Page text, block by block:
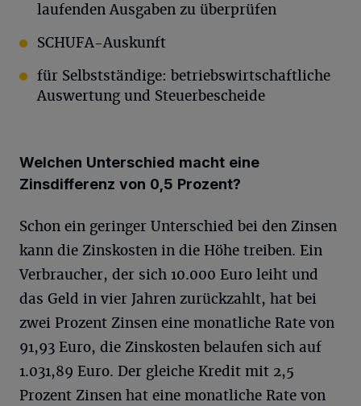
laufenden Ausgaben zu überprüfen
SCHUFA-Auskunft
für Selbstständige: betriebswirtschaftliche
Auswertung und Steuerbescheide
Welchen Unterschied macht eine
Zinsdifferenz von 0,5 Prozent?
Schon ein geringer Unterschied bei den Zinsen
kann die Zinskosten in die Höhe treiben. Ein
Verbraucher, der sich 10.000 Euro leiht und
das Geld in vier Jahren zurückzahlt, hat bei
zwei Prozent Zinsen eine monatliche Rate von
91,93 Euro, die Zinskosten belaufen sich auf
1.031,89 Euro. Der gleiche Kredit mit 2,5
Prozent Zinsen hat eine monatliche Rate von